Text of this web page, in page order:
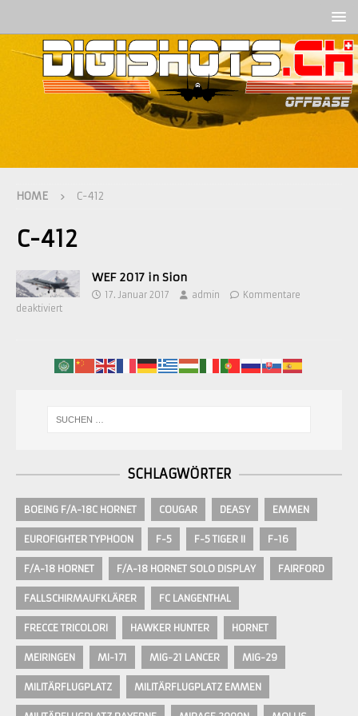
HOME C-412
C-412
WEF 2017 in Sion
17. Januar 2017 admin
Kommentare
deaktiviert
SCHLAGWÖRTER
BOEING F/A-18C HORNET COUGAR DEASY EMMEN
EUROFIGHTER TYPHOON F-5 F-5 TIGER II F-16
F/A-18 HORNET F/A-18 HORNET SOLO DISPLAY FAIRFORD
FALLSCHIRMAUFKLÄRER FC LANGENTHAL
FRECCE TRICOLORI HAWKER HUNTER HORNET
MEIRINGEN MI-171 MIG-21 LANCER MIG-29
MILITÄRFLUGPLATZ MILITÄRFLUGPLATZ EMMEN